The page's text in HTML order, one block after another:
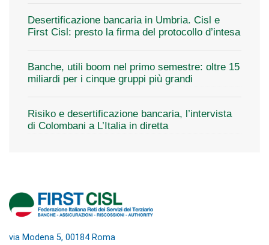
Desertificazione bancaria in Umbria. Cisl e
First Cisl: presto la firma del protocollo d’intesa
Banche, utili boom nel primo semestre: oltre 15
miliardi per i cinque gruppi più grandi
Risiko e desertificazione bancaria, l’intervista
di Colombani a L’Italia in diretta
via Modena 5, 00184 Roma